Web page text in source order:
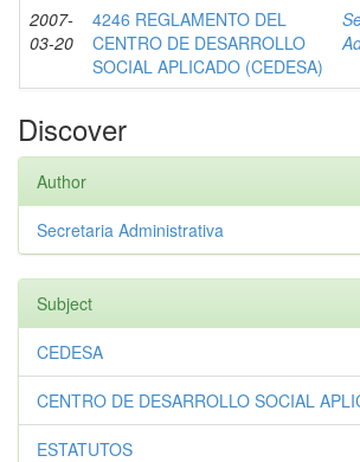
2007-
03-20
4246 REGLAMENTO DEL
CENTRO DE DESARROLLO
SOCIAL APLICADO (CEDESA)
Discover
Author
Secretaria Administrativa
Subject
CEDESA
CENTRO DE DESARROLLO SOCIAL
ESTATUTOS